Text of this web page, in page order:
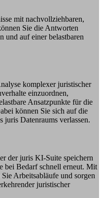
mit nachvollziehbaren,
Sie die Antworten
und auf einer belastbaren
komplexer juristischer
einzuordnen,
Ansatzpunkte für die
können Sie sich auf die
Datenraums verlassen.
der juris KI-Suite speichern
bei Bedarf schnell erneut. Mit
Arbeitsabläufe und sorgen
juristischer